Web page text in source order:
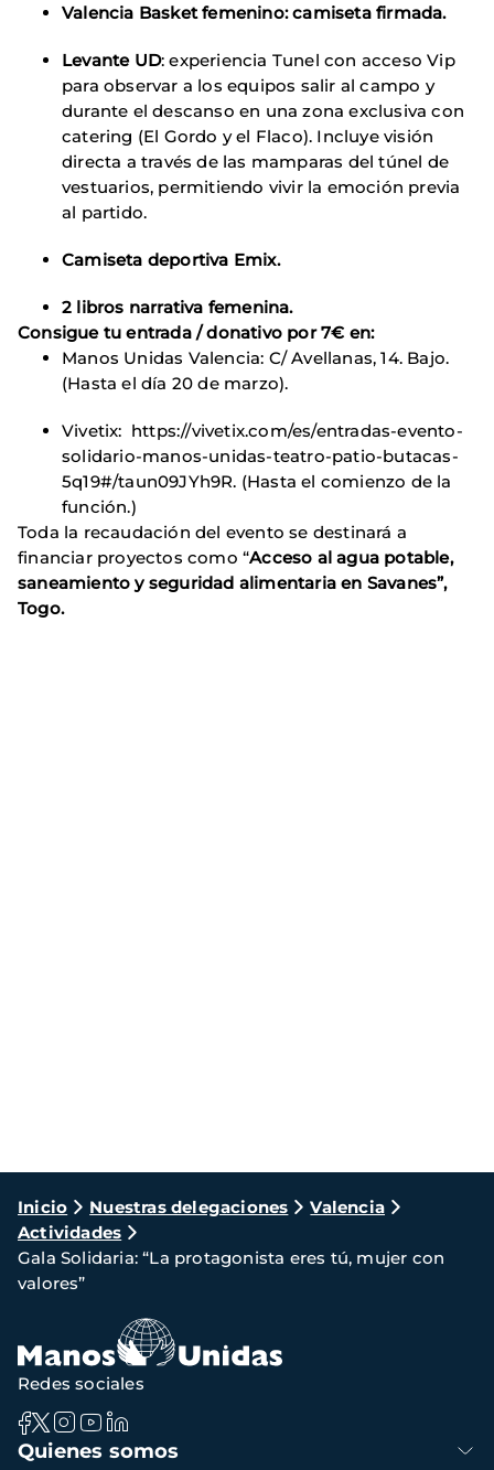
Valencia Basket femenino: camiseta firmada.
Levante UD: experiencia Tunel con acceso Vip
para observar a los equipos salir al campo y
durante el descanso en una zona exclusiva con
catering (El Gordo y el Flaco). Incluye visión
directa a través de las mamparas del túnel de
vestuarios, permitiendo vivir la emoción previa
al partido.
Camiseta deportiva Emix.
2 libros narrativa femenina.
Consigue tu entrada / donativo por 7€ en:
Manos Unidas Valencia: C/ Avellanas, 14. Bajo.
(Hasta el día 20 de marzo).
Vivetix: https://vivetix.com/es/entradas-evento-
solidario-manos-unidas-teatro-patio-butacas-
5q19#/taun09JYh9R. (Hasta el comienzo de la
función.)
Toda la recaudación del evento se destinará a
financiar proyectos como “Acceso al agua potable,
saneamiento y seguridad alimentaria en Savanes”,
Togo.
Ruta
de
navegación
Inicio Nuestras delegaciones
Valencia
Actividades
Gala Solidaria: “La protagonista eres tú, mujer con
valores”
Navegación
Quienes somos
Redes sociales